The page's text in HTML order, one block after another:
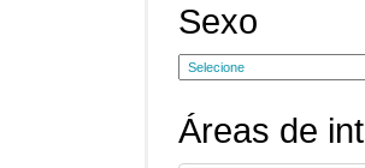
Sexo
Áreas de